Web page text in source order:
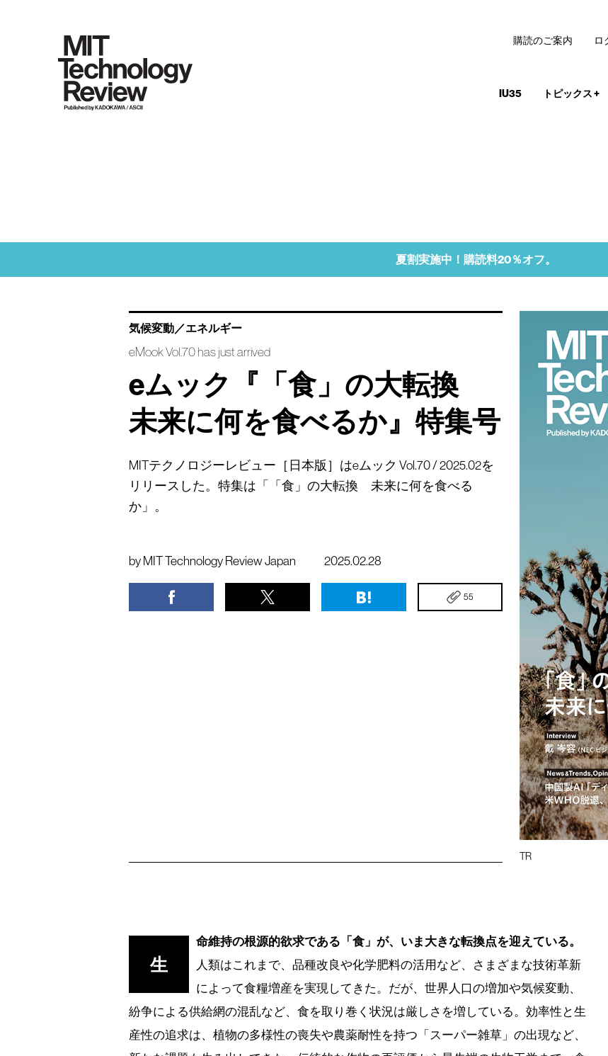
IU35 トピックス+
購読のご案内 ロ
夏割実施中！購読料20％オフ。
TR
気候変動／エネルギー
eMook Vol.70 has just arrived
eムック『「食」の大転換
未来に何を食べるか』特集号
MITテクノロジーレビュー［日本版］はeムック Vol.70 / 2025.02を
リリースした。特集は「「食」の大転換 未来に何を食べる
か」。
by MIT Technology Review Japan 2025.02.28
55
生
命維持の根源的欲求である「食」が、いま大きな転換点を迎えている。
人類はこれまで、品種改良や化学肥料の活用など、さまざまな技術革新
によって食糧増産を実現してきた。だが、世界人口の増加や気候変動、
紛争による供給網の混乱など、食を取り巻く状況は厳しさを増している。効率性と生
産性の追求は、植物の多様性の喪失や農薬耐性を持つ「スーパー雑草」の出現など、